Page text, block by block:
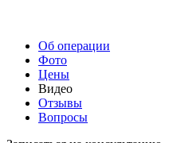
Об операции
Фото
Цены
Видео
Отзывы
Вопросы